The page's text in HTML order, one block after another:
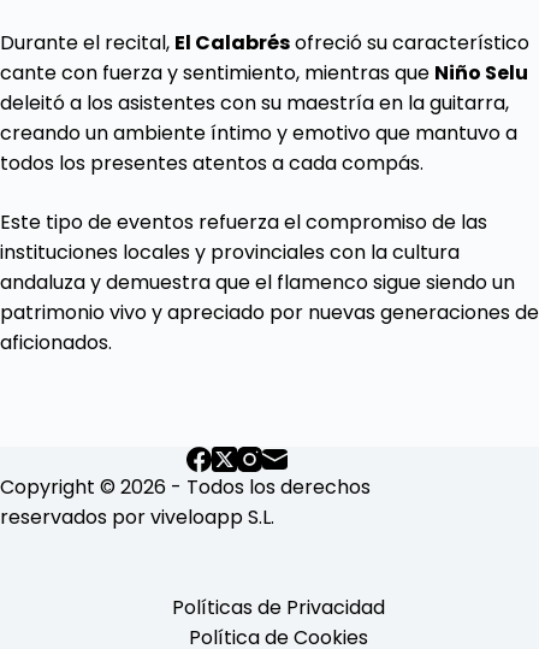
Durante el recital, El Calabrésofreció su característico
cante con fuerza y sentimiento, mientras que Niño Selu
deleitó a los asistentes con su maestría en la guitarra,
creando un ambiente íntimo y emotivo que mantuvo a
todos los presentes atentos a cada compás.
Este tipo de eventos refuerza el compromiso de las
instituciones locales y provinciales con la cultura
andaluza y demuestra que el flamenco sigue siendo un
patrimonio vivo y apreciado por nuevas generaciones de
aficionados.
Copyright © 2026 - Todos los derechos
reservados por viveloapp S.L.
Políticas de Privacidad
Política de Cookies